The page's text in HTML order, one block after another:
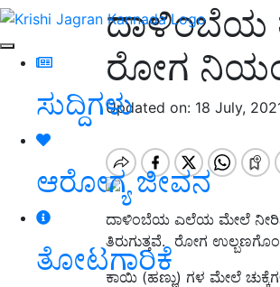
ಸುದ್ದಿಗಳು
ಆರೋಗ್ಯ ಜೀವನ
ತೋಟಗಾರಿಕೆ
ದಾಳಿಂಬೆಯ
ರೋಗ
Updated on: 18 July,
ದಾಳಿಂಬೆಯ ಎಲೆಯ ಮೇಲೆ
ತಿರುಗುತ್ತವೆ. ರೋಗ
ಕಾಯಿ (ಹಣ್ಣು) ಗಳ ಮೇಲೆ